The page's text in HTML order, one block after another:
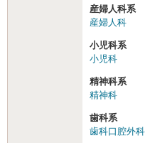
産婦人科系
産婦人科
小児科系
小児科
精神科系
精神科
歯科系
歯科口腔外科